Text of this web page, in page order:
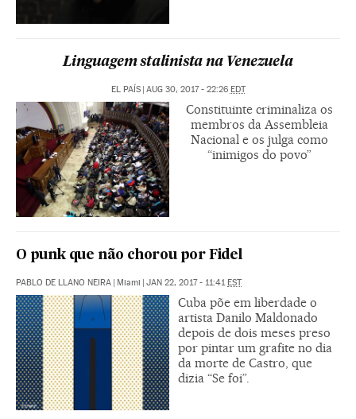
Linguagem stalinista na Venezuela
EL PAÍS | AUG 30, 2017 - 22:26 EDT
Constituinte criminaliza os
membros da Assembleia
Nacional e os julga como
“inimigos do povo”
O punk que não chorou por Fidel
PABLO DE LLANO NEIRA | Miami | JAN 22, 2017 - 11:41EST
Cuba põe em liberdade o
artista Danilo Maldonado
depois de dois meses preso
por pintar um grafite no dia
da morte de Castro, que
dizia “Se foi”.